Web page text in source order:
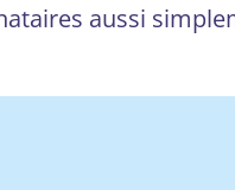
aussi